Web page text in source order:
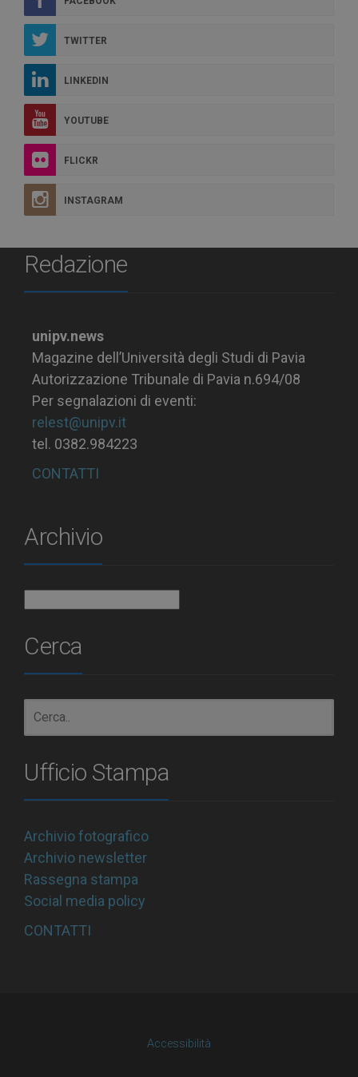
TWITTER
LINKEDIN
YOUTUBE
FLICKR
INSTAGRAM
Redazione
unipv.news
Magazine dell’Università degli Studi di Pavia
Autorizzazione Tribunale di Pavia n.694/08
Per segnalazioni di eventi:
relest@unipv.it
tel. 0382.984223
CONTATTI
Archivio
Cerca
Ufficio Stampa
Archivio fotografico
Archivio newsletter
Rassegna stampa
Social media policy
CONTATTI
Accessibilità